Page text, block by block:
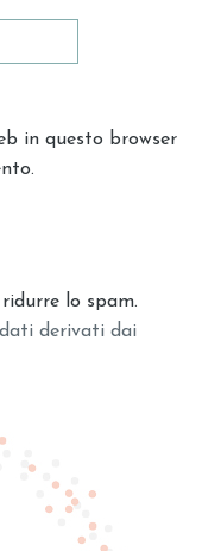
in questo browser
lo spam.
derivati dai